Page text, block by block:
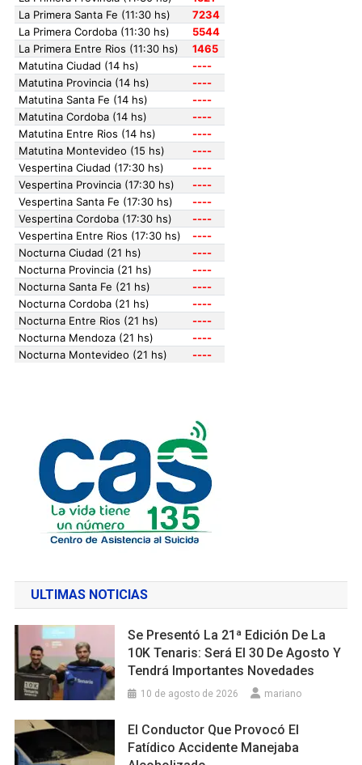
ULTIMAS NOTICIAS
Se Presentó La 21ª Edición De La
10K Tenaris: Será El 30 De Agosto Y
Tendrá Importantes Novedades
10 de agosto de 2026 mariano
El Conductor Que Provocó El
Fatídico Accidente Manejaba